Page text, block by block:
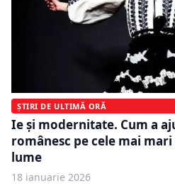
ȘTIRI DE ULTIMĂ ORĂ
Ie și modernitate. Cum a
românesc pe cele mai
lume
18 ianuarie 2026